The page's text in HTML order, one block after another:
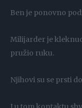
Ben je ponovno
Milijarder je
pružio ruku.
Njihovi su se prsti